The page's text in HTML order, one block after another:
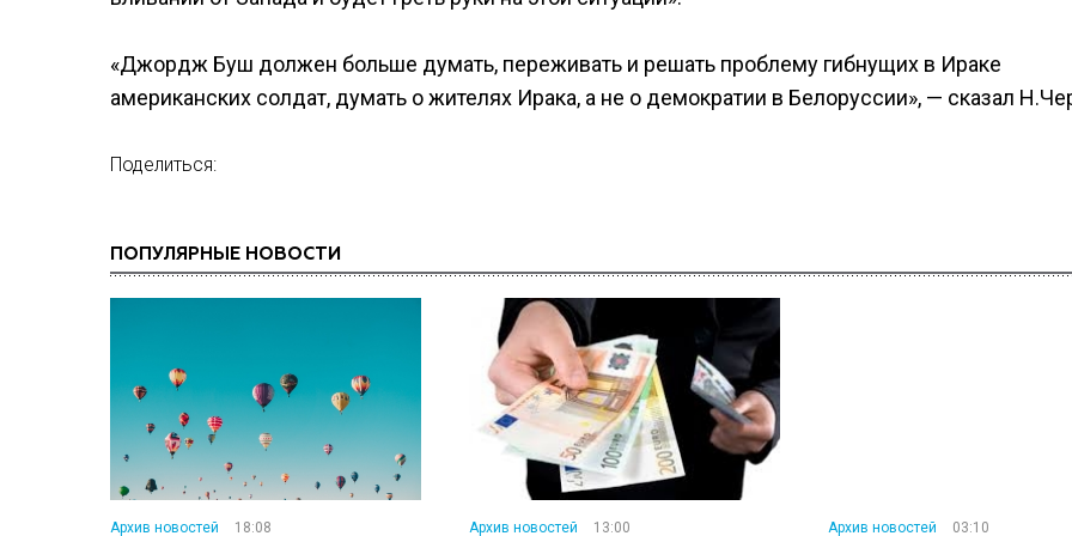
«Джордж Буш должен больше думать, переживать и решать проблему гибнущих в Ираке
американских солдат, думать о жителях Ирака, а не о демократии в Белоруссии», — сказал
Поделиться:
ПОПУЛЯРНЫЕ НОВОСТИ
Архив новостей 18:08 Архив новостей 13:00 Архив новостей 03:10